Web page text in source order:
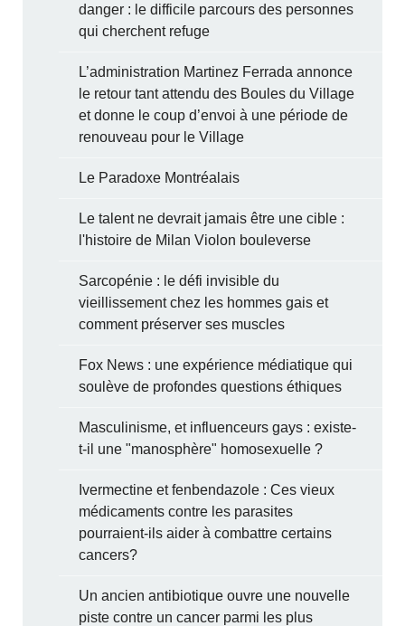
danger : le difficile parcours des personnes
qui cherchent refuge
L’administration Martinez Ferrada annonce
le retour tant attendu des Boules du Village
et donne le coup d’envoi à une période de
renouveau pour le Village
Le Paradoxe Montréalais
Le talent ne devrait jamais être une cible :
l'histoire de Milan Violon bouleverse
Sarcopénie : le défi invisible du
vieillissement chez les hommes gais et
comment préserver ses muscles
Fox News : une expérience médiatique qui
soulève de profondes questions éthiques
Masculinisme, et influenceurs gays : existe-
t-il une "manosphère" homosexuelle ?
Ivermectine et fenbendazole : Ces vieux
médicaments contre les parasites
pourraient-ils aider à combattre certains
cancers?
Un ancien antibiotique ouvre une nouvelle
piste contre un cancer parmi les plus